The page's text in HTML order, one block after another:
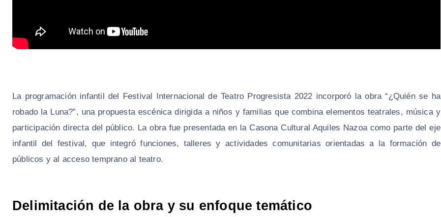
La programación infantil del Festival Internacional de Teatro Progresista 2022 incorporó la obra “¿Quién se ha
robado la Luna?”, una propuesta escénica dirigida a niños y familias que combina elementos teatrales, música y
participación directa del público. La obra fue presentada en la Casona Cultural Aquiles Nazoa como parte del eje
infantil del festival, que integró funciones, talleres y actividades comunitarias orientadas a la formación de
públicos y al acceso temprano al teatro.
Delimitación de la obra y su enfoque temático